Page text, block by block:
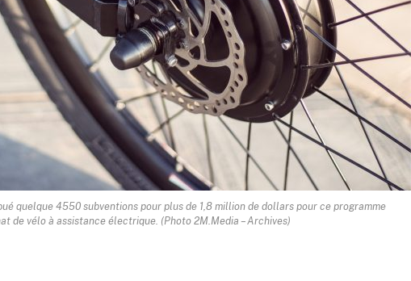
quelque 4550 subventions pour plus de 1,8 million de dollars pour ce programme
de vélo à assistance électrique. (Photo 2M.Media – Archives)